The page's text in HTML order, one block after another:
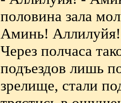
половина зала
Аминь!
Через полчаса
подъездов лишь
зрелище, стали